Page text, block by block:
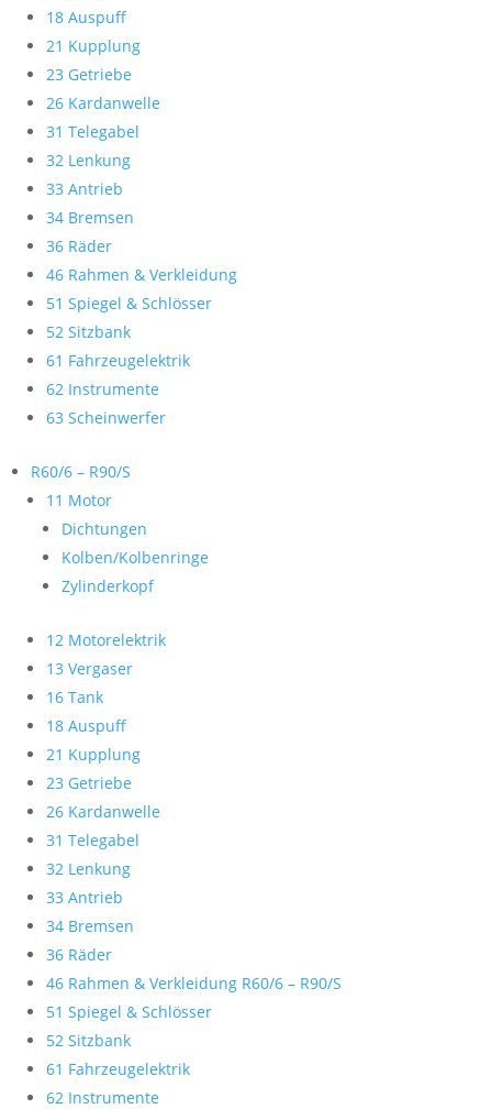
18 Auspuff
21 Kupplung
23 Getriebe
26 Kardanwelle
31 Telegabel
32 Lenkung
33 Antrieb
34 Bremsen
36 Räder
46 Rahmen & Verkleidung
51 Spiegel & Schlösser
52 Sitzbank
61 Fahrzeugelektrik
62 Instrumente
63 Scheinwerfer
R60/6 – R90/S
11 Motor
Dichtungen
Kolben/Kolbenringe
Zylinderkopf
12 Motorelektrik
13 Vergaser
16 Tank
18 Auspuff
21 Kupplung
23 Getriebe
26 Kardanwelle
31 Telegabel
32 Lenkung
33 Antrieb
34 Bremsen
36 Räder
46 Rahmen & Verkleidung R60/6 – R90/S
51 Spiegel & Schlösser
52 Sitzbank
61 Fahrzeugelektrik
62 Instrumente